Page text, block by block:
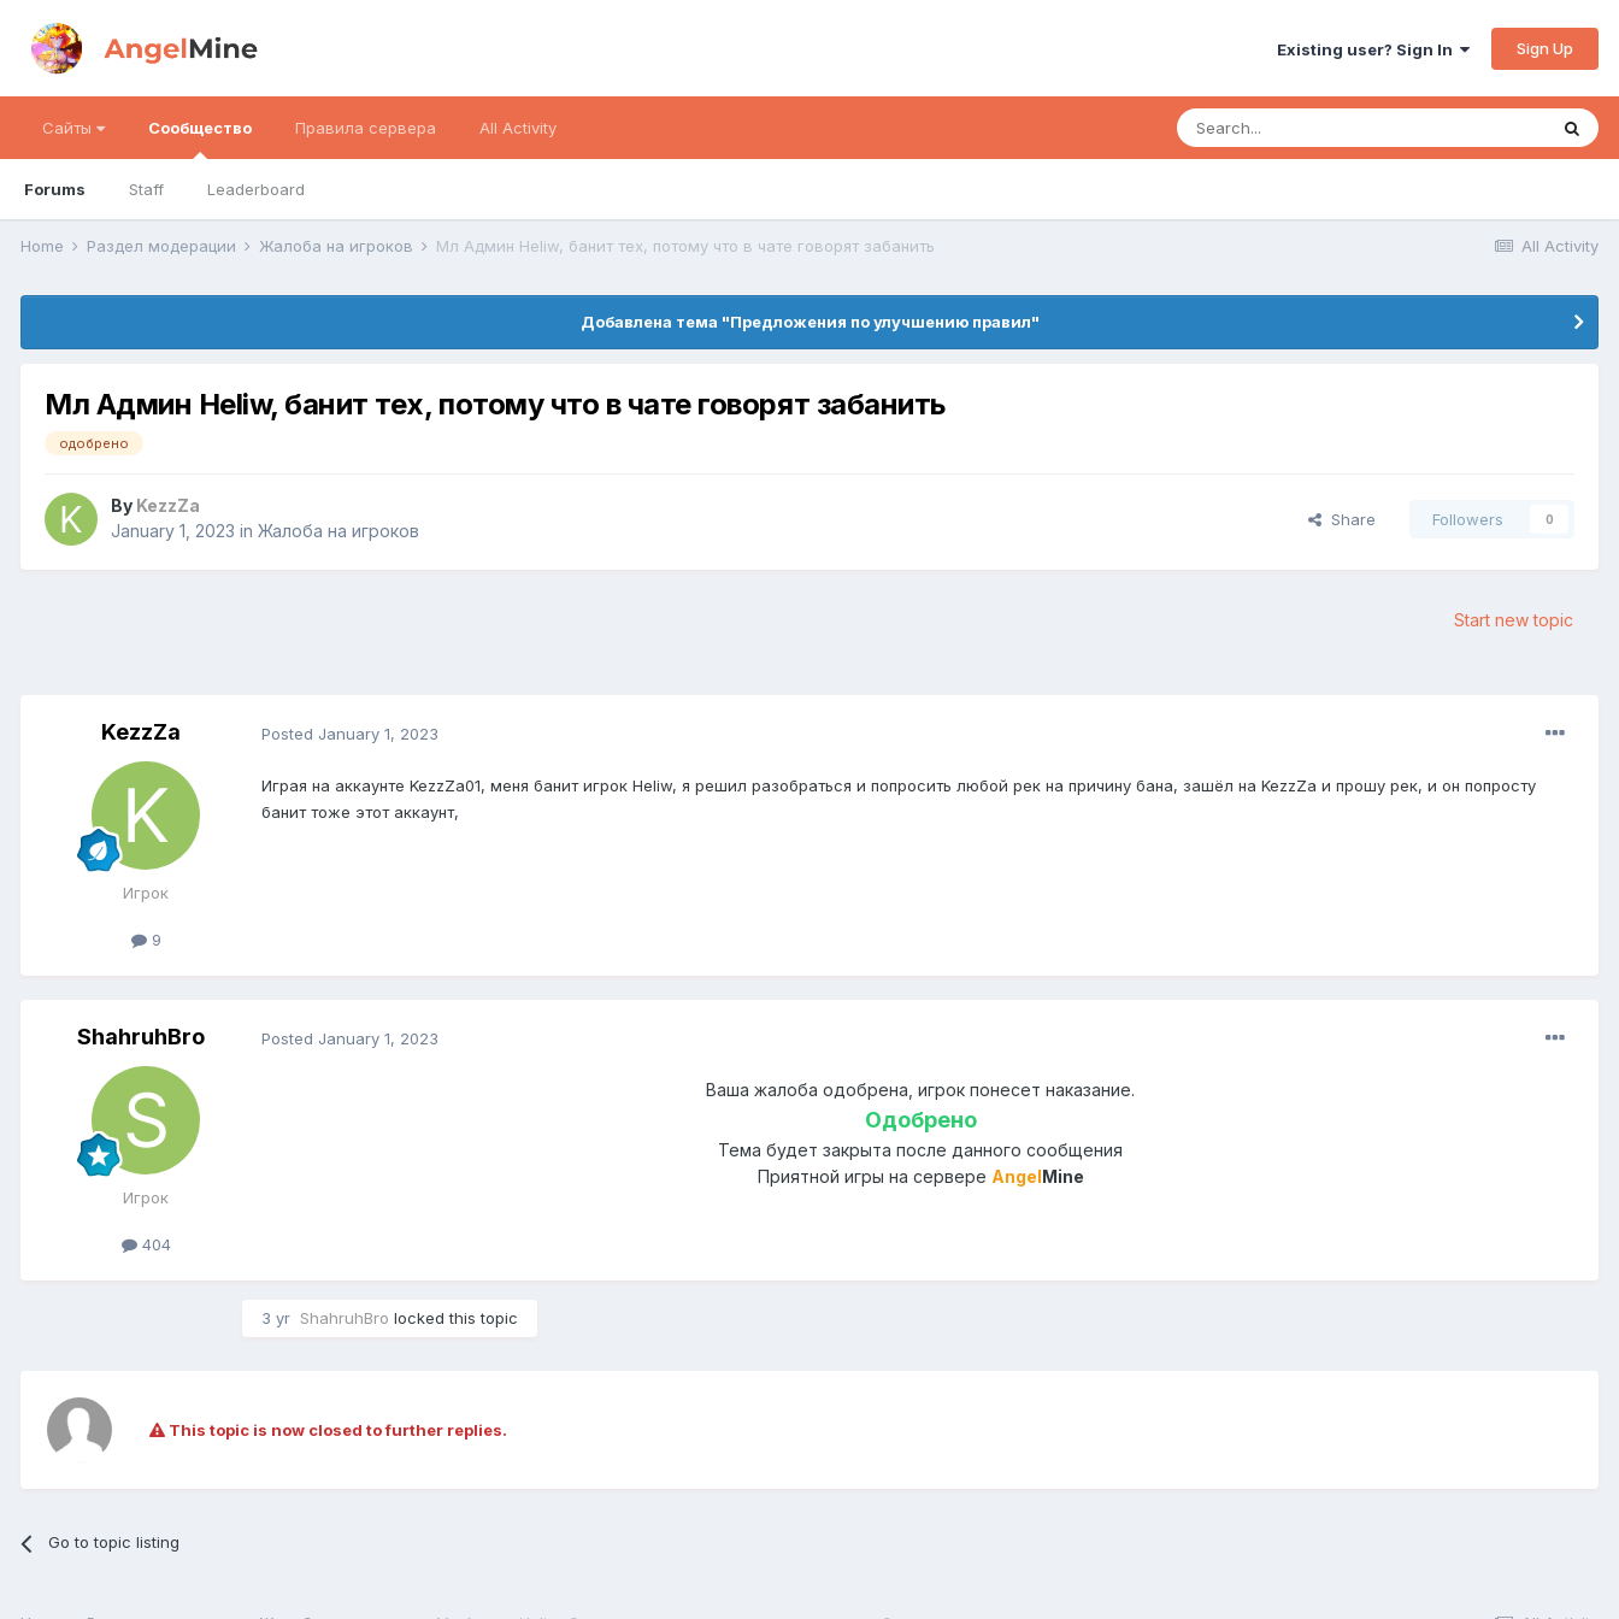
Existing user? Sign In Sign Up
Сайты Сообщество
Forums Staff Leaderboard
Правила сервера All Activity
All Activity
Home Раздел модерации Жалоба на игроков Мл Админ Heliw, банит тех, потому что в чате говорят забанить
Добавлена тема "Предложения по улучшению правил"
Мл Админ Heliw, банит тех, потому что в чате говорят забанить
одобрено
By KezzZa
January 1, 2023 in Жалоба на игроков
Share Followers 0
Start new topic
KezzZa
Игрок
9
Posted January 1, 2023
Играя на аккаунте KezzZa01, меня банит игрок Heliw, я решил разобраться и попросить любой рек на причину бана, зашёл на KezzZa и прошу рек, и он попросту
банит тоже этот аккаунт,
ShahruhBro
Игрок
404
Posted January 1, 2023
Ваша жалоба одобрена, игрок понесет наказание.
Одобрено
Тема будет закрыта после данного сообщения
Приятной игры на сервере AngelMine
3 yr ShahruhBro locked this topic
This topic is now closed to further replies.
Go to topic listing